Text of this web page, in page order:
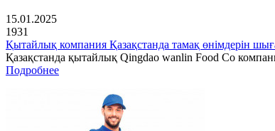
15.01.2025
1931
Қытайлық компания Қазақстанда тамақ өнімдерін
Қазақстанда қытайлық Qingdao wanlin Food Co
Подробнее